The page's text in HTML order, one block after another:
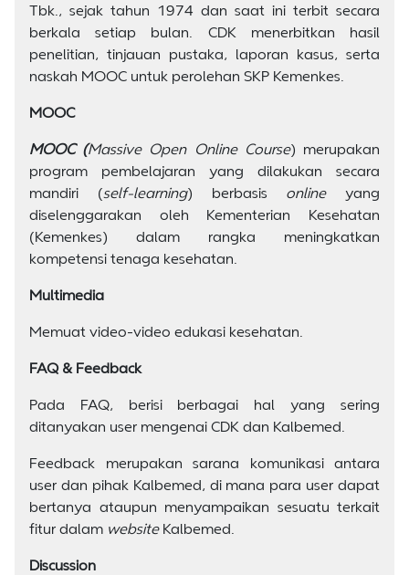
Tbk., sejak tahun 1974 dan saat ini terbit secara
berkala setiap bulan. CDK menerbitkan hasil
penelitian, tinjauan pustaka, laporan kasus, serta
naskah MOOC untuk perolehan SKP Kemenkes.
MOOC
MOOC (Massive Open Online Course) merupakan
program pembelajaran yang dilakukan secara
mandiri (self-learning) berbasis onlineyang
diselenggarakan oleh Kementerian Kesehatan
(Kemenkes) dalam rangka meningkatkan
kompetensi tenaga kesehatan.
Multimedia
Memuat video-video edukasi kesehatan.
FAQ & Feedback
Pada FAQ, berisi berbagai hal yang sering
ditanyakan user mengenai CDK dan Kalbemed.
Feedback merupakan sarana komunikasi antara
user dan pihak Kalbemed, di mana para user dapat
bertanya ataupun menyampaikan sesuatu terkait
fitur dalam websiteKalbemed.
Discussion